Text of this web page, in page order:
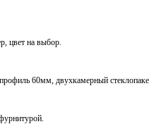
цвет на выбор.
60мм, двухкамерный